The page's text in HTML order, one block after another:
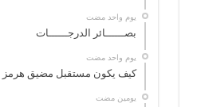
‏يوم واحد مضت
بصــــــائر الدرجــــــات
‏يوم واحد مضت
كيف يكون مستقبل مضيق هرمز
‏يومين مضت